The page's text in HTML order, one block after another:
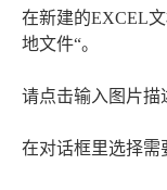
在新建的EXCEL
地文件“。
请点击输入图片描
在对话框里选择需